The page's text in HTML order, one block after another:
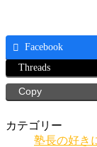
Facebook
Threads
Copy
カテゴリー
塾長の好き